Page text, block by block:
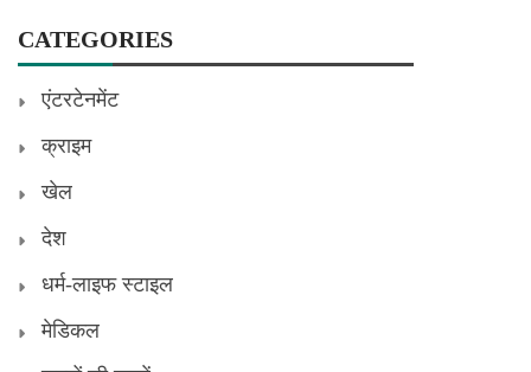
CATEGORIES
एंटरटेनमेंट
क्राइम
खेल
देश
धर्म-लाइफ स्टाइल
मेडिकल